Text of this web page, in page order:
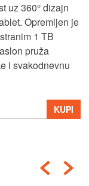
uz 360° dizajn
Opremljen je
1 TB
pruža
i svakodnevnu
KUPI